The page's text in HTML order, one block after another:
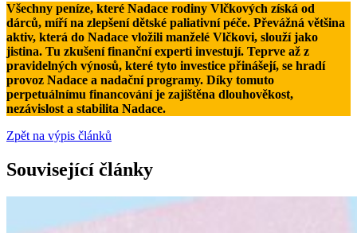
Všechny peníze, které Nadace rodiny Vlčkových získá od
dárců, míří na zlepšení dětské paliativní péče. Převážná většina
aktiv, která do Nadace vložili manželé Vlčkovi, slouží jako
jistina. Tu zkušení finanční experti investují. Teprve až z
pravidelných výnosů, které tyto investice přinášejí, se hradí
provoz Nadace a nadační programy. Díky tomuto
perpetuálnímu financování je zajištěna dlouhověkost,
nezávislost a stabilita Nadace.
Zpět na výpis článků
Související články